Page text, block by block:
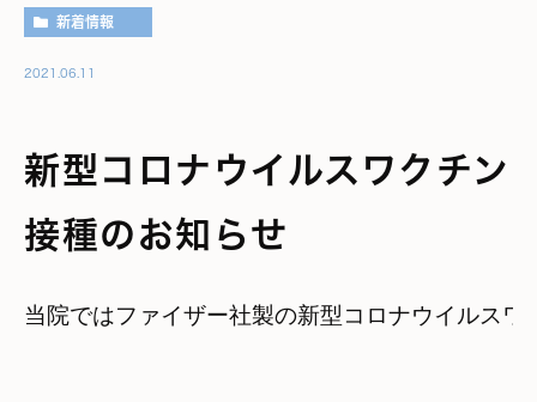
新着情報
2021.06.11
新型コロナウイルスワクチン
接種のお知らせ
当院ではファイザー社製の新型コロナウイルスワ